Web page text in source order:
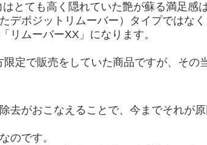
とても高く隠れていた艶が蘇る満足感
デポジットリムーバー）タイプではな
リムーバーXX」になります。
定で販売をしていた商品ですが、そ
去がおこなえることで、今までそれが
のです。